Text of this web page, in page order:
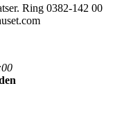
Ring 0382-142 00